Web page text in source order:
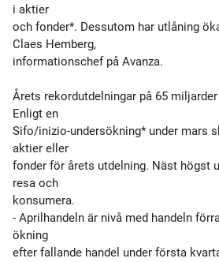
i aktier
och fonder*. Dessutom har utlåning
Claes Hemberg,
informationschef på Avanza.
Årets rekordutdelningar på 65
Enligt en
Sifo/inizio-undersökning* under mars
aktier eller
fonder för årets utdelning. Näst högst
resa och
konsumera.
- Aprilhandeln är nivå med handeln
ökning
efter fallande handel under första